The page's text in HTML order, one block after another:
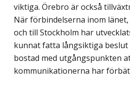
viktiga. Örebro är också
När förbindelserna inom
och till Stockholm har
kunnat fatta långsiktiga beslut
bostad med utgångspunkten
kommunikationerna har